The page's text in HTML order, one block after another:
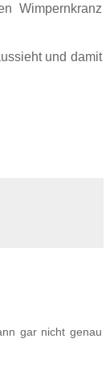
Wimpernkranz
und damit
gar nicht genau